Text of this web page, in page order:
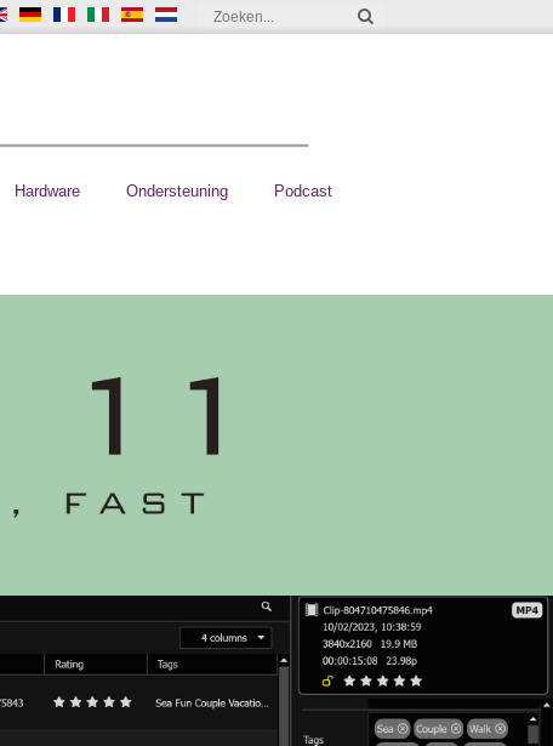
Hardware Ondersteuning Podcast